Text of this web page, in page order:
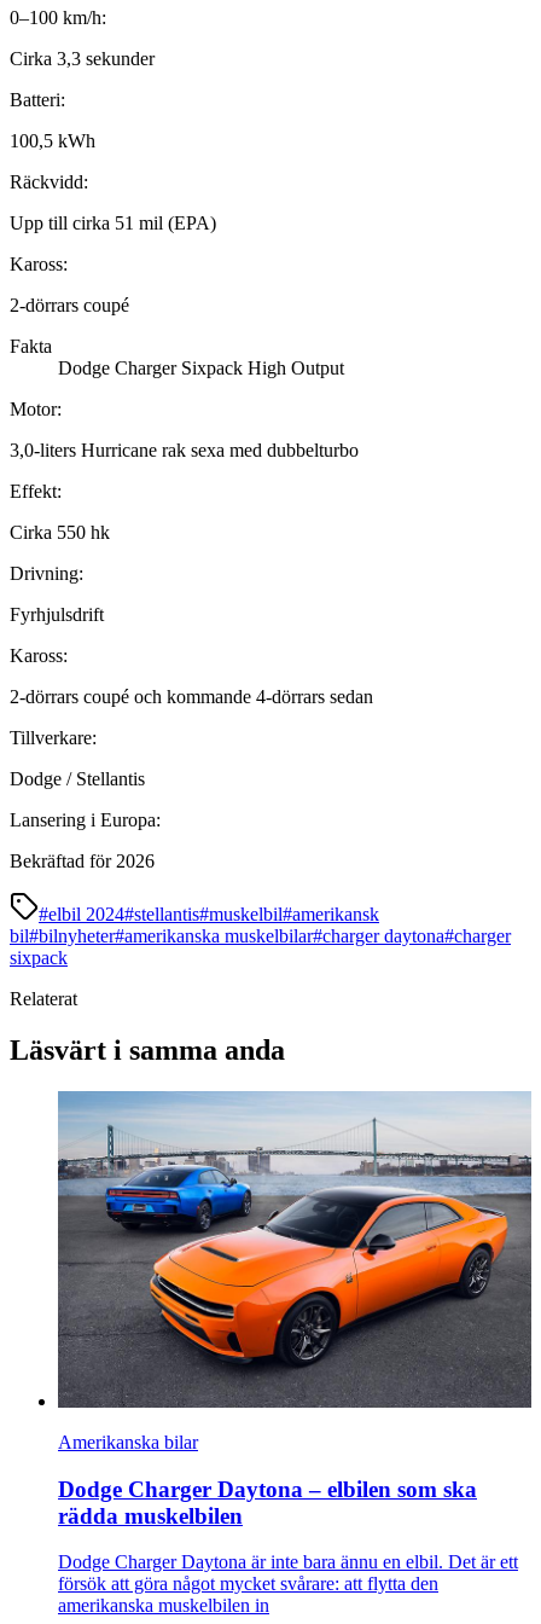
0–100 km/h:
Cirka 3,3 sekunder
Batteri:
100,5 kWh
Räckvidd:
Upp till cirka 51 mil (EPA)
Kaross:
2-dörrars coupé
Fakta
Dodge Charger Sixpack High Output
Motor:
3,0-liters Hurricane rak sexa med dubbelturbo
Effekt:
Cirka 550 hk
Drivning:
Fyrhjulsdrift
Kaross:
2-dörrars coupé och kommande 4-dörrars sedan
Tillverkare:
Dodge / Stellantis
Lansering i Europa:
Bekräftad för 2026
#elbil 2024#stellantis#muskelbil#amerikansk
bil#bilnyheter#amerikanska muskelbilar#charger daytona#charger
sixpack
Relaterat
Läsvärt i samma anda
Amerikanska bilar
Dodge Charger Daytona – elbilen som ska
rädda muskelbilen
Dodge Charger Daytona är inte bara ännu en elbil. Det är ett
försök att göra något mycket svårare: att flytta den
amerikanska muskelbilen in